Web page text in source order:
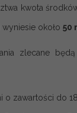
kwota
około 50
zlecane
zawartości do